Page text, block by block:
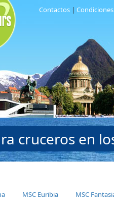
Contactos |
cruceros en
MSC Euribia MSC